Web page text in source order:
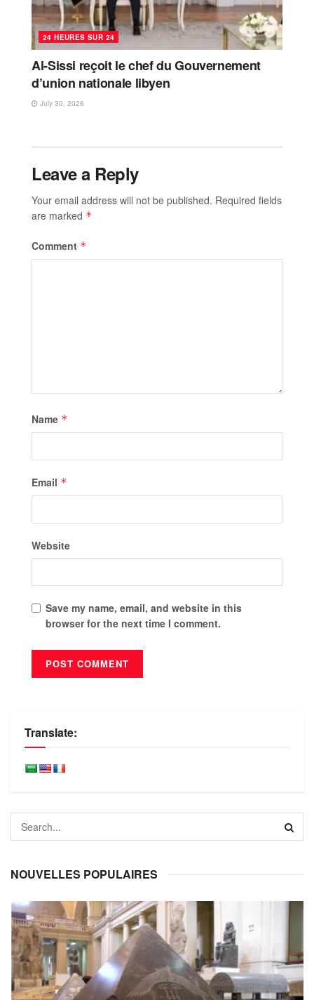
24 HEURES SUR 24
Al-Sissi reçoit le chef du Gouvernement
d’union nationale libyen
July 30, 2026
Leave a Reply
Your email address will not be published. Required fields
are marked *
Comment *
Name *
Email *
Website
Save my name, email, and website in this
browser for the next time I comment.
Translate:
NOUVELLES POPULAIRES